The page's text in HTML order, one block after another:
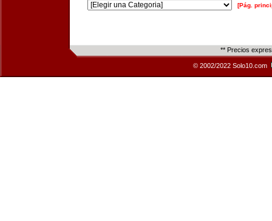
[Pág.
** Precios
© 2002/2022 Solo10.com